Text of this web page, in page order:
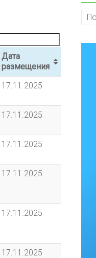
Дата
размещения
17.11.2025
17.11.2025
17.11.2025
17.11.2025
17.11.2025
17.11.2025